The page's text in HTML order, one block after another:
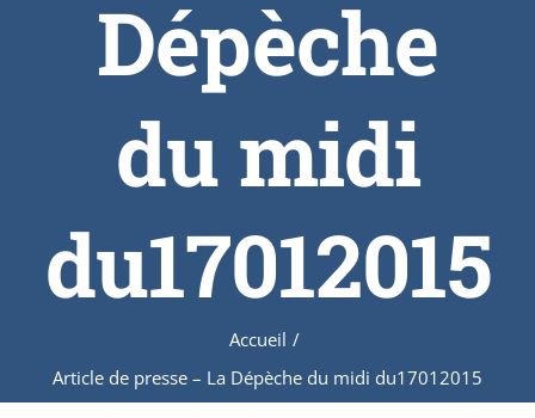
Dépèche
du midi
du17012015
Accueil /
Article de presse – La Dépèche du midi du17012015